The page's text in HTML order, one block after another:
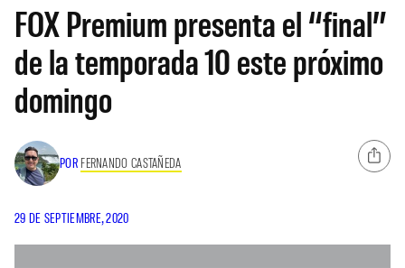
FOX Premium presenta el “final”
de la temporada 10 este próximo
domingo
POR FERNANDO CASTAÑEDA
29 DE SEPTIEMBRE, 2020